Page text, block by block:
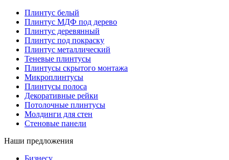
Плинтус белый
Плинтус МДФ под дерево
Плинтус деревянный
Плинтус под покраску
Плинтус металлический
Теневые плинтусы
Плинтусы скрытого монтажа
Микроплинтусы
Плинтусы полоса
Декоративные рейки
Потолочные плинтусы
Молдинги для стен
Стеновые панели
Наши предложения
Бизнесу